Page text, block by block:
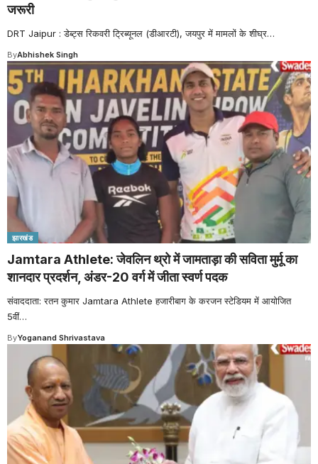
जरूरी
DRT Jaipur : डेब्ट्स रिकवरी ट्रिब्यूनल (डीआरटी), जयपुर में मामलों के शीघ्र…
ByAbhishek Singh
झारखंड
Jamtara Athlete: जेवलिन थ्रो में जामताड़ा की सविता मुर्मू का
शानदार प्रदर्शन, अंडर-20 वर्ग में जीता स्वर्ण पदक
संवाददाता: रतन कुमार Jamtara Athlete हजारीबाग के करजन स्टेडियम में आयोजित
5वीं…
ByYoganand Shrivastava